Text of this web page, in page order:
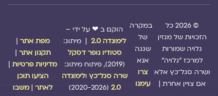
© 2026 כל
הזכויות של מגזין
גלויה שמורות
למרכז "גלויה"
ושרה סגל־כץ אלא
אם צויין אחרת |
במקרה
של
שגגה
אנא
צרו
עימנו
הוקם ב ❤ על ידי –
לימונדה 2.0
| מיתוג:
סטודיו נופר דסקל
שרה סגל־כץולימונדה
2.0
(2020-2026)
מפת אתר|
תקנון אתר|
מדיניות פרטיות|
הציעו תוכן
לאתר| משבו